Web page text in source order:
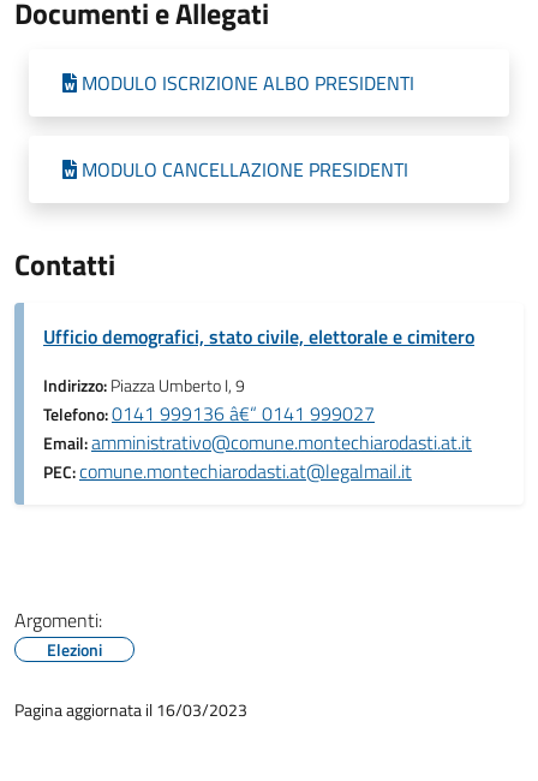
Documenti e Allegati
MODULO ISCRIZIONE ALBO PRESIDENTI
MODULO CANCELLAZIONE PRESIDENTI
Contatti
Ufficio demografici, stato civile, elettorale e cimitero
Indirizzo:Piazza Umberto I, 9
Telefono:0141 999136 â€“ 0141 999027
Email:amministrativo@comune.montechiarodasti.at.it
PEC:comune.montechiarodasti.at@legalmail.it
Argomenti:
Elezioni
Pagina aggiornata il 16/03/2023